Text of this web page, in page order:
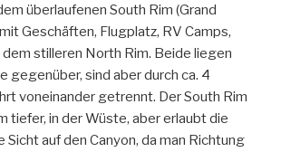
überlaufenen South Rim (Grand
Geschäften, Flugplatz, RV Camps,
stilleren North Rim. Beide liegen
gegenüber, sind aber durch ca. 4
voneinander getrennt. Der South Rim
tiefer, in der Wüste, aber erlaubt die
auf den Canyon, da man Richtung